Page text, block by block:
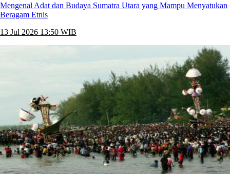
Mengenal Adat dan Budaya Sumatra Utara yang Mampu Menyatukan
Beragam Etnis
13 Jul 2026 13:50 WIB